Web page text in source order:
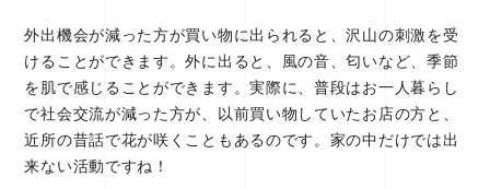
外出機会が減った方が買い物に出られると、沢山の刺激を受
けることができます。外に出ると、風の音、匂いなど、季節
を肌で感じることができます。実際に、普段はお一人暮らし
で社会交流が減った方が、以前買い物していたお店の方と、
近所の昔話で花が咲くこともあるのです。家の中だけでは出
来ない活動ですね！